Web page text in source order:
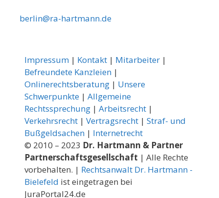
berlin@ra-hartmann.de
Impressum | Kontakt | Mitarbeiter |
Befreundete Kanzleien |
Onlinerechtsberatung | Unsere
Schwerpunkte | Allgemeine
Rechtssprechung | Arbeitsrecht |
Verkehrsrecht | Vertragsrecht | Straf- und
Bußgeldsachen | Internetrecht
© 2010 – 2023 Dr. Hartmann & Partner
Partnerschaftsgesellschaft | Alle Rechte
vorbehalten. | Rechtsanwalt Dr. Hartmann -
Bielefeld ist eingetragen bei
JuraPortal24.de